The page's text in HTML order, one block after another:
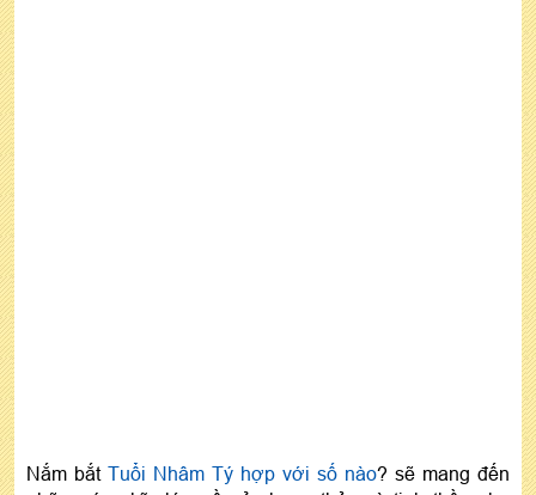
Nắm bắt Tuổi Nhâm Tý hợp với số nào? sẽ mang đến